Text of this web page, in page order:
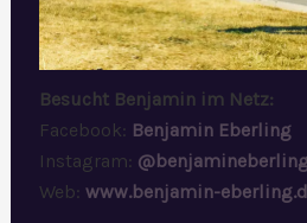
Besucht Benjamin im Netz:
Facebook: Benjamin Eberling
Instagram:
Web: www.benjamin-